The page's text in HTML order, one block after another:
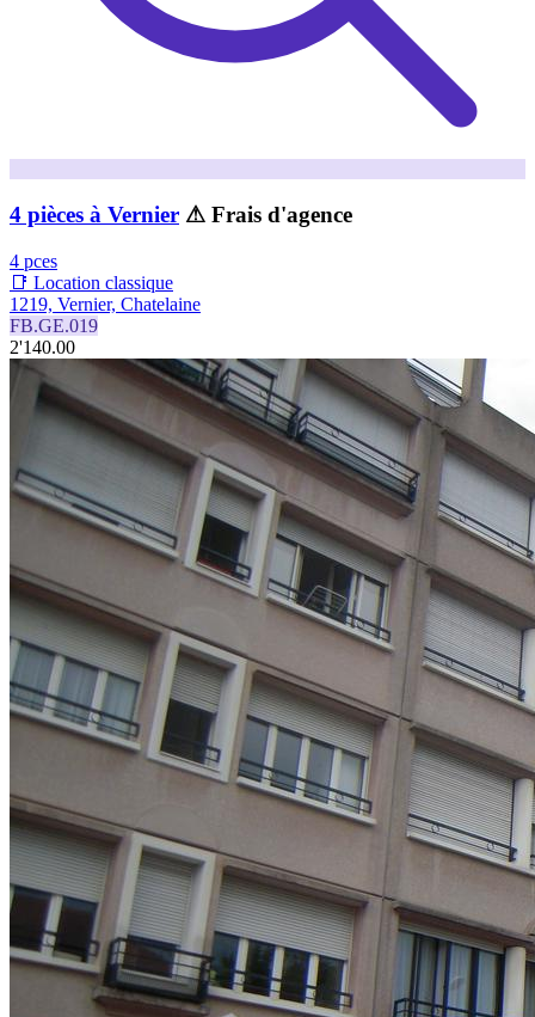
4 pièces à Vernier ⚠ Frais d'agence
4 pces
📑 Location classique
1219, Vernier, Chatelaine
FB.GE.019
2'140.00